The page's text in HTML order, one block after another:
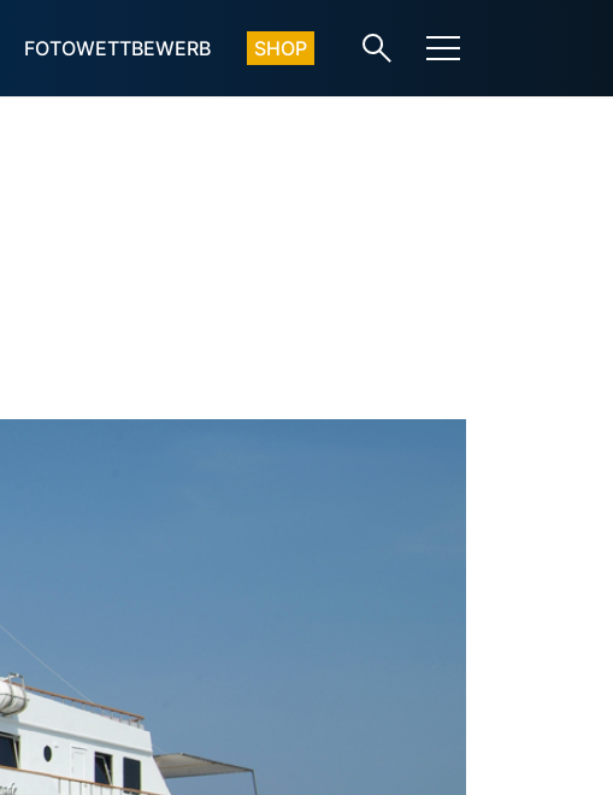
FOTOWETTBEWERB SHOP